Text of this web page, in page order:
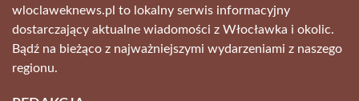
wloclaweknews.pl to lokalny serwis informacyjny
dostarczający aktualne wiadomości z Włocławka i okolic.
Bądź na bieżąco z najważniejszymi wydarzeniami z naszego
regionu.